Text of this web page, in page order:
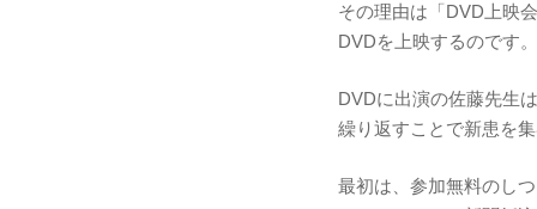
その理由は「DVD上映
DVDを上映するのです
DVDに出演の佐藤先生
繰り返すことで新患を
最初は、参加無料のし